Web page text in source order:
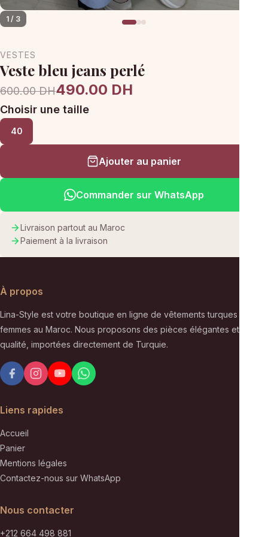
1 / 3
VESTES
Veste bleu jeans perlé
600.00 DH490.00 DH
Choisir une taille
40
Ajouter au panier
Commander sur WhatsApp
Livraison partout au Maroc
Paiement à la livraison
À propos
Lina-Style est votre boutique en ligne de vêtements turques pour
femmes au Maroc. Nous proposons des pièces élégantes et de
qualité, importées directement de Turquie.
Liens rapides
Accueil
Panier
Mentions légales
Contactez-nous sur WhatsApp
Nous contacter
+212 664 498 881